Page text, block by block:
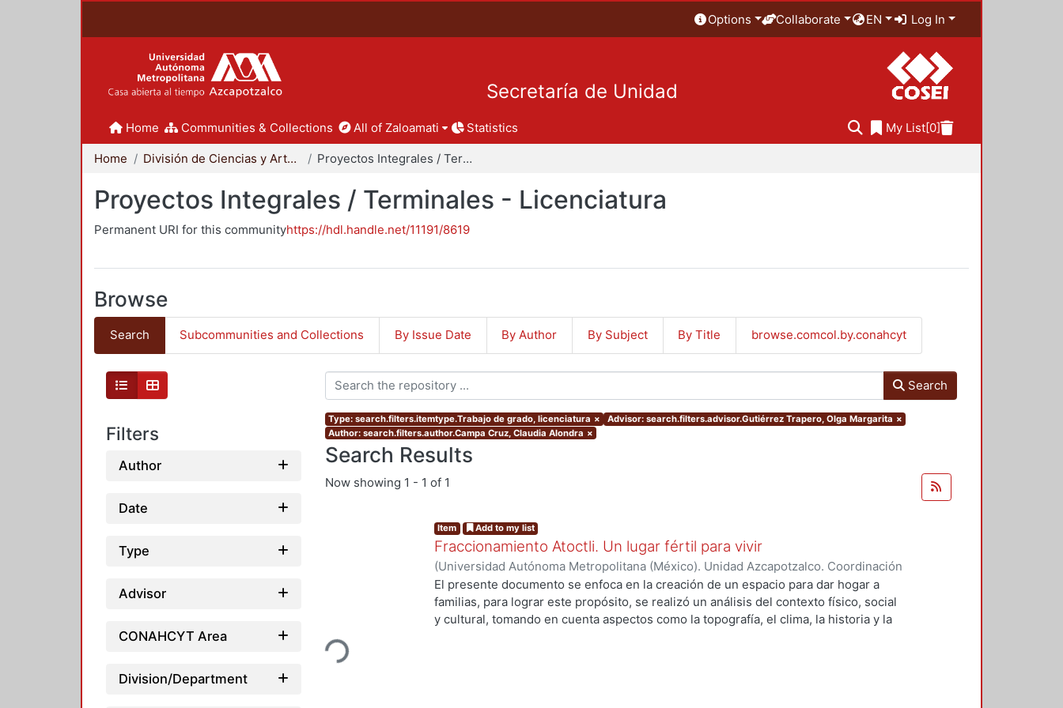
Options Collaborate EN Log In
Secretaría de Unidad
Home Communities & Collections All of Zaloamati Statistics My List[0]
Home División de Ciencias y Artes para el Diseño Proyectos Integrales / Terminales - Licenciatura
Proyectos Integrales / Terminales - Licenciatura
Permanent URI for this communityhttps://hdl.handle.net/11191/8619
Browse
Search Subcommunities and Collections By Issue Date By Author By Subject By Title browse.comcol.by.conahcyt
Filters
Author
Date
Type
Advisor
CONAHCYT Area
Division/Department
Search
Type: search.filters.itemtype.Trabajo de grado, licenciatura × Advisor: search.filters.advisor.Gutiérrez Trapero, Olga Margarita ×
Author: search.filters.author.Campa Cruz, Claudia Alondra ×
Search Results
Now showing 1 - 1 of 1
Loading...
Item Add to my list
Fraccionamiento Atoctli. Un lugar fértil para vivir
(Universidad Autónoma Metropolitana (México). Unidad Azcapotzalco. Coordinación
de Servicios de Información.,2023-06-30)Campa Cruz, Claudia Alondra;Arce
Lozada, Jazmín Adriana; Chávez Jiménez, Marisol
El presente documento se enfoca en la creación de un espacio para dar hogar a
familias, para lograr este propósito, se realizó un análisis del contexto físico, social
y cultural, tomando en cuenta aspectos como la topografía, el clima, la historia y la